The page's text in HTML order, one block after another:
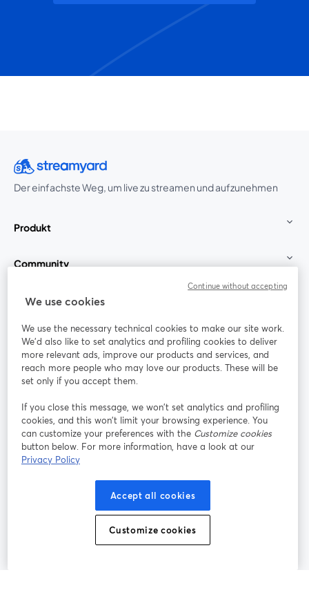
Der einfachste Weg, um live zu streamen und aufzunehmen
Produkt
Community
StreamYard für
Mitmachen
Webinar Facebook
wird in einem neuen Tab geöffnet
X (Twitter)
wird in einem neuen Tab geöffnet
Nutzungsbedingungen
wird in einem neuen Tab geöffnet
Datenschutzrichtlinie
wird in einem neuen Tab geöffnet
Cookie-Richtlinie
Cookie-Einstellungen Hilfe-Center
We use cookies
We use the necessary technical cookies to make our site work.
We'd also like to set analytics and profiling cookies to deliver
more relevant ads, improve our products and services, and
reach more people who may love our products. These will be
set only if you accept them.
If you close this message, we won’t set analytics and profiling
cookies, and this won’t limit your browsing experience. You
can customize your preferences with the Customize cookies
button below. For more information, have a look at our
Privacy Policy
Accept all cookies
Customize cookies
Continue without accepting